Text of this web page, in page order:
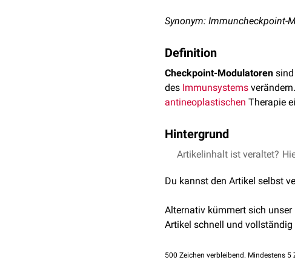
Synonym: Immuncheckpoint-
Definition
Checkpoint-Modulatoren sind
des Immunsystems
antineoplastischen Therapie
Hintergrund
Man unterscheidet
Immunzellen hemmen,
Immuncheckpoints oder
unterscheidet man:
inhibitorische bzw.
Artikelinhalt ist veraltet?
Du kannst den Artikel selbst
Alternativ kümmert sich
Artikel schnell und
500 Zeichen verbleibend. Mindestens 5